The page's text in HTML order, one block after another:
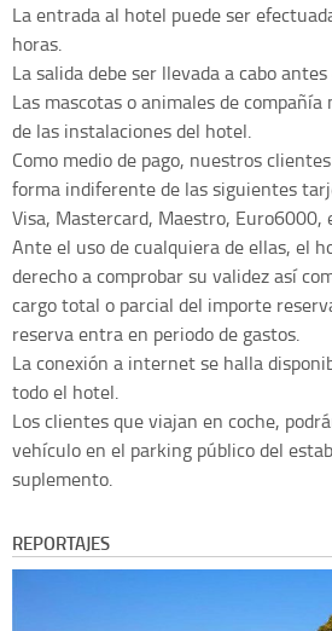
La entrada al hotel puede ser
horas.
La salida debe ser llevada a cabo
Las mascotas o animales de
de las instalaciones del hotel.
Como medio de pago, nuestros
forma indiferente de las siguientes
Visa, Mastercard, Maestro, Euro6000,
Ante el uso de cualquiera de ellas, el
derecho a comprobar su validez así
cargo total o parcial del importe
reserva entra en periodo de gastos.
La conexión a internet se halla
todo el hotel.
Los clientes que viajan en coche,
vehículo en el parking público del
suplemento.
REPORTAJES